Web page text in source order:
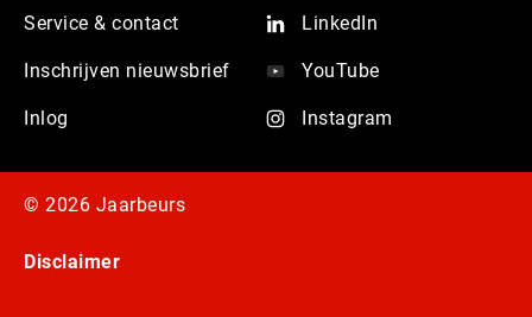
Service & contact
Inschrijven nieuwsbrief
Inlog
LinkedIn
YouTube
Instagram
© 2026 Jaarbeurs
Disclaimer